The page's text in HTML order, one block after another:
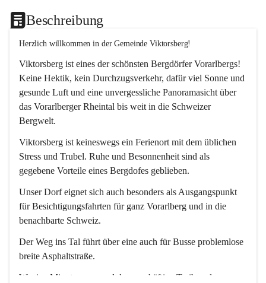
Beschreibung
Herzlich willkommen in der Gemeinde Viktorsberg!
Viktorsberg ist eines der schönsten Bergdörfer Vorarlbergs!
Keine Hektik, kein Durchzugsverkehr, dafür viel Sonne und
gesunde Luft und eine unvergessliche Panoramasicht über
das Vorarlberger Rheintal bis weit in die Schweizer
Bergwelt.
Viktorsberg ist keineswegs ein Ferienort mit dem üblichen
Stress und Trubel. Ruhe und Besonnenheit sind als
gegebene Vorteile eines Bergdofes geblieben.
Unser Dorf eignet sich auch besonders als Ausgangspunkt
für Besichtigungsfahrten für ganz Vorarlberg und in die
benachbarte Schweiz.
Der Weg ins Tal führt über eine auch für Busse problemlose
breite Asphaltstraße.
Wenige Minuten nur, und das geschäftige Treiben der